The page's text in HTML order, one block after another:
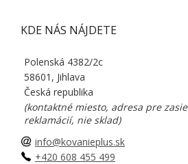
KDE NÁS NÁJDETE
Polenská 4382/2c
58601, Jihlava
Česká republika
(kontaktné miesto, adresa pre
reklamácií, nie sklad)
info@kovanieplus.sk
+420 608 455 499